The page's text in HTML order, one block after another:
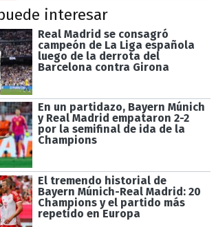
interesar
Real Madrid se consagró
campeón de La Liga española
luego de la derrota del
Barcelona contra Girona
En un partidazo, Bayern Múnich
y Real Madrid empataron 2-2
por la semifinal de ida de la
Champions
El tremendo historial de
Bayern Múnich-Real Madrid: 20
Champions y el partido más
repetido en Europa